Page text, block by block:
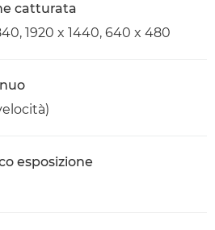
catturata
1920 x 1440, 640 x 480
esposizione